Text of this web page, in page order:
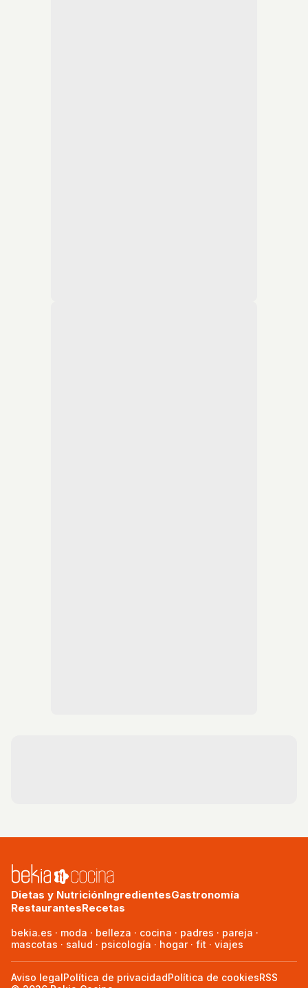
Dietas y NutriciónIngredientesGastronomía
RestaurantesRecetas
bekia.es · moda · belleza · cocina · padres · pareja ·
mascotas · salud · psicología · hogar· fit · viajes
Aviso legalPolítica de privacidadPolítica de cookiesRSS